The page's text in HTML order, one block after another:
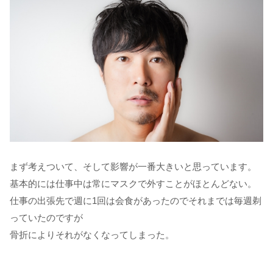
まず考えついて、そして影響が一番大きいと思っています。
基本的には仕事中は常にマスクで外すことがほとんどない。
仕事の出張先で週に1回は会食があったのでそれまでは毎週剃
っていたのですが
骨折によりそれがなくなってしまった。